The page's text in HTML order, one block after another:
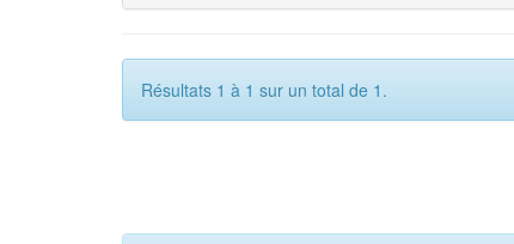
Résultats 1 à 1 sur un total de 1.